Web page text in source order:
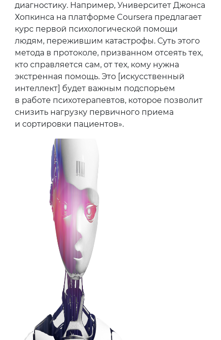
диагностику. Например, Университет Джонса
Хопкинса на платформе Coursera предлагает
курс первой психологической помощи
людям, пережившим катастрофы. Суть этого
метода в протоколе, призванном отсеять тех,
кто справляется сам, от тех, кому нужна
экстренная помощь. Это [искусственный
интеллект] будет важным подспорьем
в работе психотерапевтов, которое позволит
снизить нагрузку первичного приема
и сортировки пациентов».